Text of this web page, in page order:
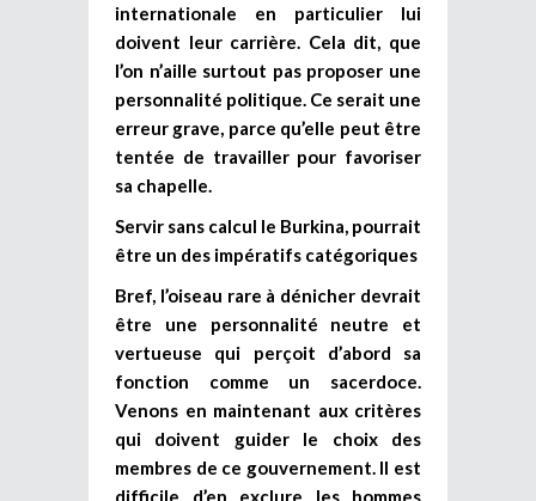
internationale en particulier lui
doivent leur carrière. Cela dit, que
l’on n’aille surtout pas proposer une
personnalité politique. Ce serait une
erreur grave, parce qu’elle peut être
tentée de travailler pour favoriser
sa chapelle.
Servir sans calcul le Burkina, pourrait
être un des impératifs catégoriques
Bref, l’oiseau rare à dénicher devrait
être une personnalité neutre et
vertueuse qui perçoit d’abord sa
fonction comme un sacerdoce.
Venons en maintenant aux critères
qui doivent guider le choix des
membres de ce gouvernement. Il est
difficile d’en exclure les hommes